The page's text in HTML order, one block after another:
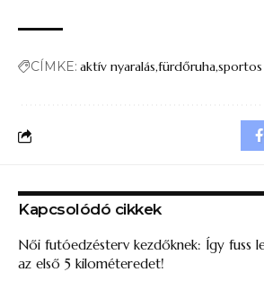
CÍMKE: aktív nyaralás fürdőruhasportos
Kapcsolódó cikkek
Női futóedzésterv kezdőknek: Így fuss
az első 5 kilométeredet!